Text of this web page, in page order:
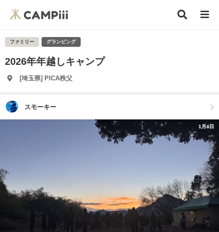
ファミリー グランピング
2026年年越しキャンプ
[埼玉県] PICA秩父
スモーキー
1月4日